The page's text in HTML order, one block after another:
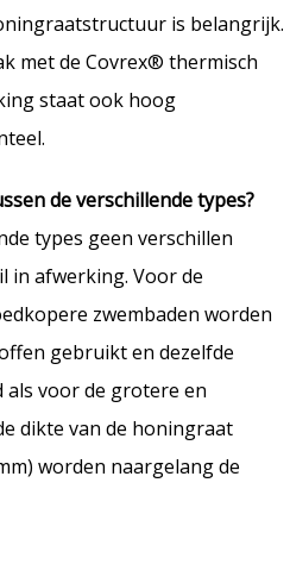
is belangrijk.
met de Covrex® thermisch
staat ook hoog
de verschillende types?
types geen verschillen
in afwerking. Voor de
zwembaden worden
gebruikt en dezelfde
voor de grotere en
dikte van de honingraat
worden naargelang de